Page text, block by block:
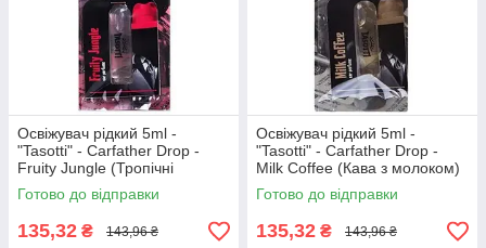
Освіжувач рідкий 5ml -
"Tasotti" - Carfather Drop -
Fruity Jungle (Тропічні
фрукти) (25шт/уп)
Готово до відправки
135,32 ₴ 143,96 ₴
Освіжувач рідкий 5ml -
"Tasotti" - Carfather Drop -
Milk Coffee (Кава з молоком)
(25шт/уп)
Готово до відправки
135,32 ₴ 143,96 ₴